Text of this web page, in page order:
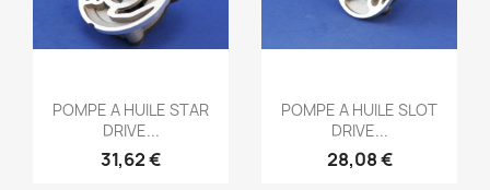
Aperçu rapide
POMPE A HUILE STAR
DRIVE...
31,62 €
Aperçu rapide
POMPE A HUILE SLOT
DRIVE...
28,08 €